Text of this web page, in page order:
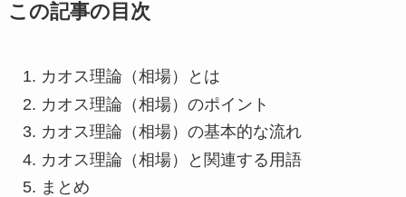
この記事の目次
カオス理論（相場）とは
カオス理論（相場）のポイント
カオス理論（相場）の基本的な流れ
カオス理論（相場）と関連する用語
まとめ